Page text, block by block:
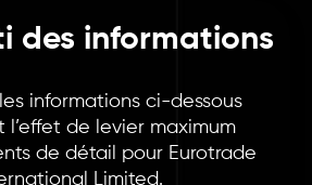
des informations
informations ci-dessous
l’effet de levier maximum
de détail pour Eurotrade
Limited.